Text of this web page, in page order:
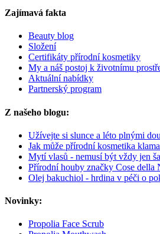
Zajímavá fakta
Beauty blog
Složení
Certifikáty přírodní kosmetiky
My a náš postoj k životnímu
Aktuální nabídky
Partnerský program
Z našeho blogu:
Užívejte si slunce a léto plnými
Jak může přírodní kosmetika
Mytí vlasů - nemusí být vždy jen
Přírodní houby značky Cose della
Olej bakuchiol - hrdina v péči o
Novinky:
Propolia Face Scrub